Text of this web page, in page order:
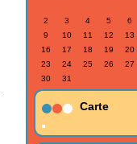
2
3 4 5 6
9
10 11 12 13
16
17 18 19 20
23
24 25 26 27
30
31
Carte